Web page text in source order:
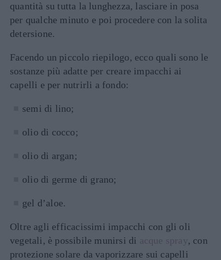
quantità su tutta la lunghezza, lasciare in posa
per qualche minuto e poi procedere con la solita
detersione.
Facendo un piccolo riepilogo, ecco quali sono le
sostanze più adatte per creare impacchi ai
capelli e per nutrirli a fondo:
semi di lino;
olio di cocco;
olio di argan;
olio di germe di grano;
gel d’aloe.
Oltre agli efficacissimi impacchi con gli oli
vegetali, è possibile munirsi di acque spray, con
protezione solare da vaporizzare sui capelli